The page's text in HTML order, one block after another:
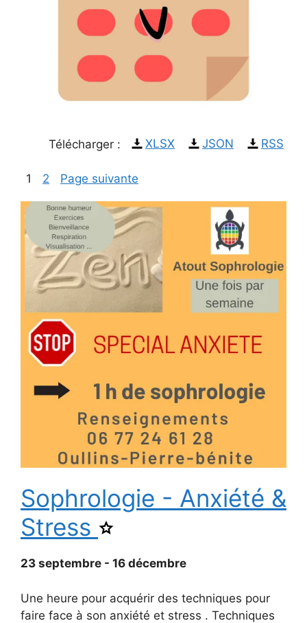
Télécharger : XLSX JSON RSS
1 2 Page suivante
Sophrologie - Anxiété &
Stress Ajouter
Sophrologie
Anxiété
&
aux
favoris.
23 septembre - 16 décembre
Une heure pour acquérir des techniques pour
faire face à son anxiété et stress . Techniques